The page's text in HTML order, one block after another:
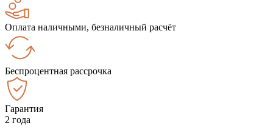
Оплата наличными, безналичный расчёт
Беспроцентная рассрочка
Гарантия
2 года